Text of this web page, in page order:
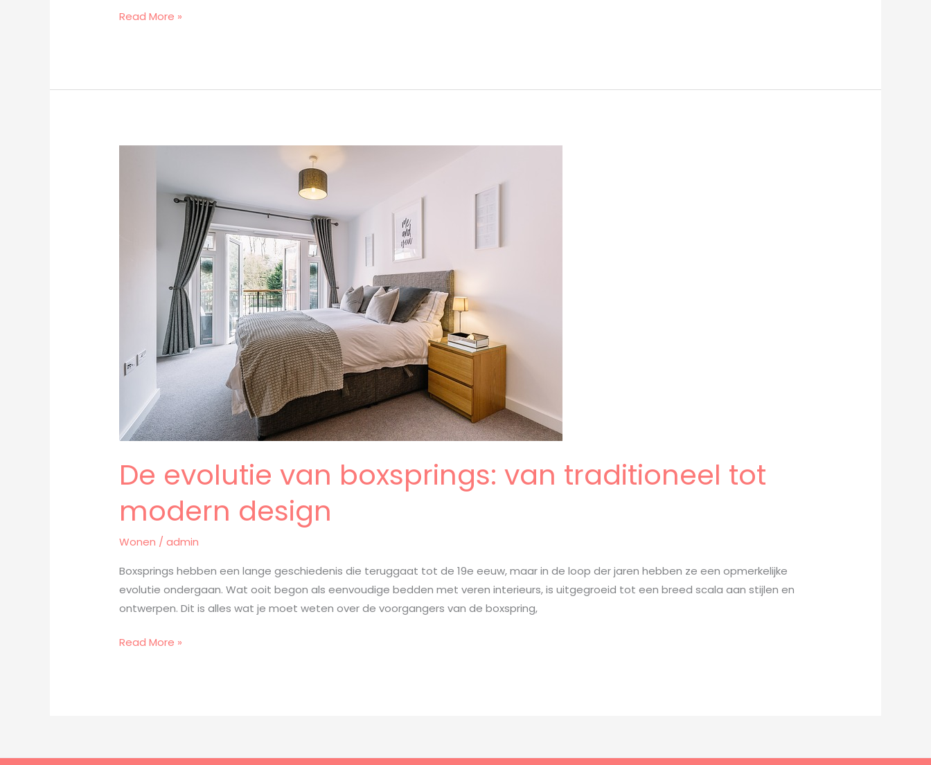
Read More »
De evolutie van boxsprings: van traditioneel tot
modern design
Wonen /admin
Boxsprings hebben een lange geschiedenis die teruggaat tot de 19e eeuw, maar in de loop der jaren hebben ze een opmerkelijke
evolutie ondergaan. Wat ooit begon als eenvoudige bedden met veren interieurs, is uitgegroeid tot een breed scala aan stijlen en
ontwerpen. Dit is alles wat je moet weten over de voorgangers van de boxspring,
traditioneel
Read More »